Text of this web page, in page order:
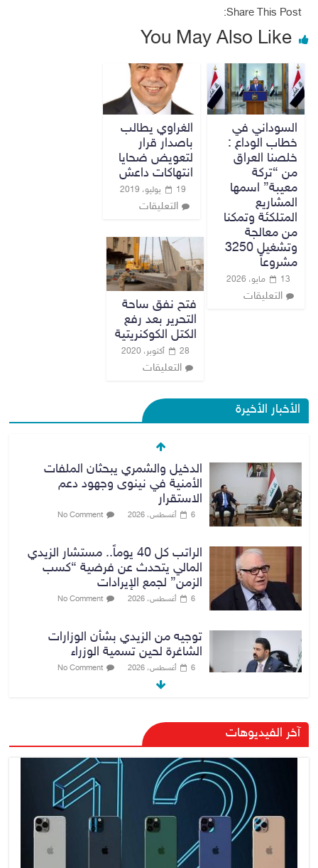
Share This Post:
You May Also Like
السوداني في
خطاب الوداع :
خلصنا العراق
من “تركة
معيبة” اسمها
المشاريع
المتلكئة وتمكنا
من معالجة
وتشغيل 3250
مشروعاً
13 مايو، 2026
التعليقات
الغراوي يطالب
باصدار قرار
لتعويض ضحايا
انتهاكات داعش
19 يوليو، 2019
التعليقات
فتح نفق ساحة
التحرير بعد رفع
الكتل الكوكنريتية
28 أكتوبر، 2020
التعليقات
الأخبار الأخيرة
الدخيل والشمري يبحثان الملفات
الأمنية في نينوى وجهود دعم
الاستقرار
6 أغسطس، 2026 No Comment
الراتب كل 40 يوماً.. مستشار الزيدي
المالي يتحدث عن فرضية “كسب
الزمن” لجمع الإيرادات
6 أغسطس، 2026 No Comment
توجيه من الزيدي بشأن الوزارات
الشاغرة لحين تسمية الوزراء
6 أغسطس، 2026 No Comment
هيئة الإعلام والاتصالات تعتمد شركة
Apple منصة رقمية موثوقة لدعم
الاقتصاد الرقمي
No Comment
رئيس هيئة النزاهة: لا مظلة تحمي
الفاسدين والمال العام أمانة
No Comment
آخر الفيديوهات